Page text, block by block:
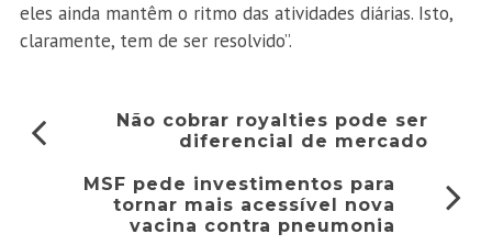
eles ainda mantêm o ritmo das atividades diárias. Isto,
claramente, tem de ser resolvido”.
Não cobrar royalties pode ser
diferencial de mercado
MSF pede investimentos para
tornar mais acessível nova
vacina contra pneumonia